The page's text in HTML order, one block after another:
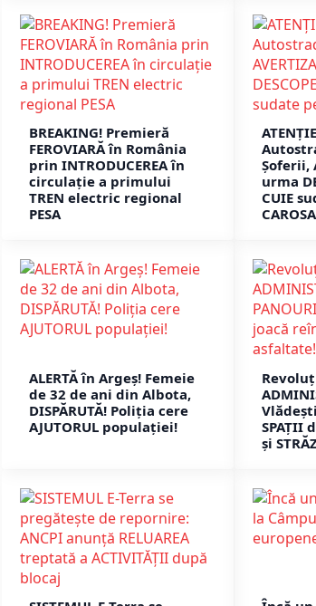
BREAKING! Premieră
FEROVIARĂ în România
prin INTRODUCEREA în
circulație a primului
TREN electric regional
PESA
Șoferii,
urma
CUIE
ALERTĂ în Argeș! Femeie
de 32 de ani din Albota,
DISPĂRUTĂ! Poliția cere
AJUTORUL populației!
SPAȚII
și